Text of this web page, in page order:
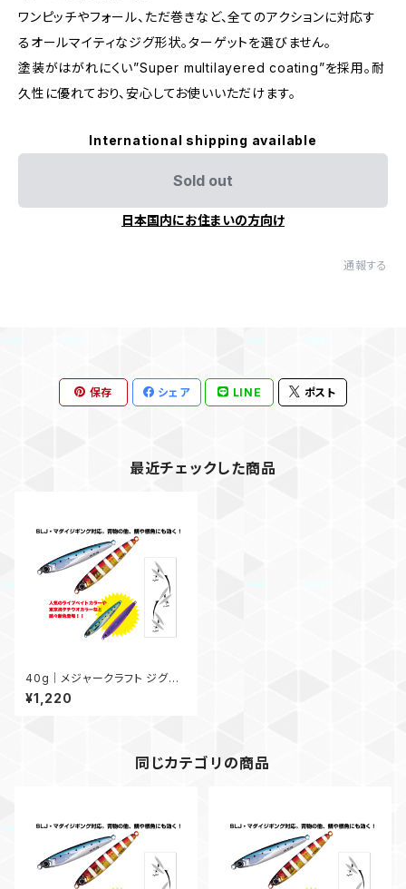
ワンピッチやフォール、ただ巻きなど、全てのアクションに対応す
るオールマイティなジグ形状。ターゲットを選びません。
塗装がはがれにくい”Super multilayered coating”を採用。耐
久性に優れており、安心してお使いいただけます。
International shipping available
Sold out
日本国内にお住まいの方向け
通報する
保存 シェア LINE ポスト
最近チェックした商品
40g｜メジャークラフト ジグパ
ラバーチカルTG 40g
¥1,220
同じカテゴリの商品